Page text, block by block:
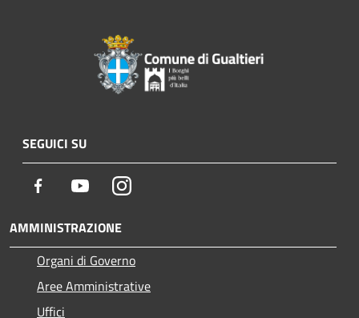
SEGUICI SU
Facebook YoutubeInstagram
AMMINISTRAZIONE
Organi di Governo
Aree Amministrative
Uffici